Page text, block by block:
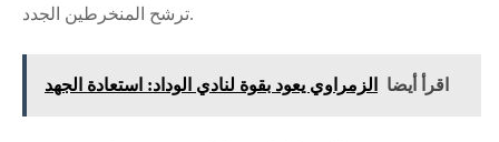
ترشح المنخرطين الجدد.
اقرأ أيضا الزمراوي يعود بقوة لنادي الوداد: استعادة الجهد